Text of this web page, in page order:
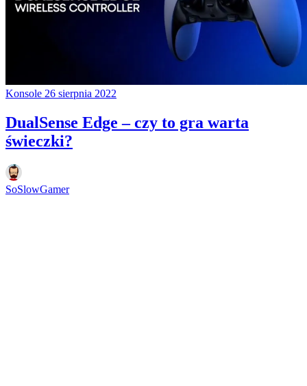
Konsole 26 sierpnia 2022
DualSense Edge – czy to gra warta
świeczki?
SoSlowGamer